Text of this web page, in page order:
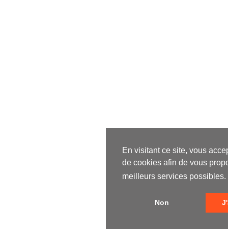
En visitant ce site, vous
de cookies afin de vous
meilleurs services possibles.
Non